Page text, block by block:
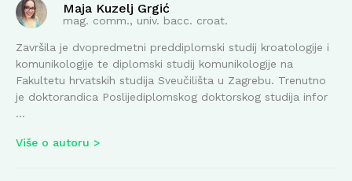
Maja Kuzelj Grgić
mag. comm., univ. bacc. croat.
Završila je dvopredmetni preddiplomski studij kroatologije i
komunikologije te diplomski studij komunikologije na
Fakultetu hrvatskih studija Sveučilišta u Zagrebu. Trenutno
je doktorandica Poslijediplomskog doktorskog studija infor
...
Više o autoru